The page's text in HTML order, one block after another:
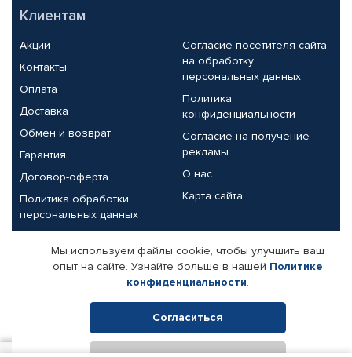
Клиентам
Акции
Контакты
Оплата
Доставка
Обмен и возврат
Гарантия
Договор-оферта
Политика обработки
персональных данных
Согласие посетителя сайта
на обработку
персональных данных
Политика
конфиденциальности
Согласие на получение
рекламы
О нас
Карта сайта
Партнерам
Корпоративным клиентам
Поставщикам
Реквизиты компании
Мы используем файлы cookie, чтобы улучшить ваш
опыт на сайте. Узнайте больше в нашей Политике
конфиденциальности.
Согласиться